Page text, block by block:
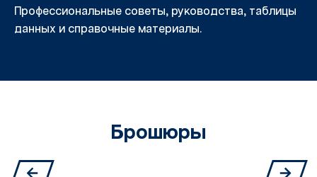
Профессиональные советы, руководства, таблицы
данных и справочные материалы.
Брошюры